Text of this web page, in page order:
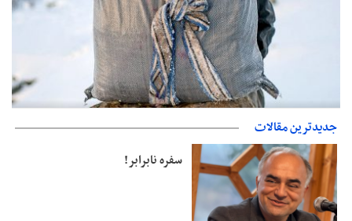
حمایت از مرزنشینان نباید به زیان تولید باشد/مواد اولیه با کولبری
وارد شود
جدیدترین مقالات
سفره نابرابر!